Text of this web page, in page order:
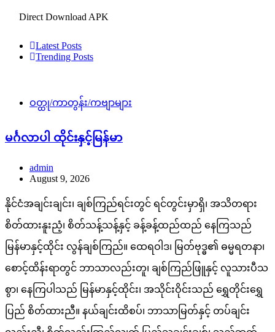
Direct Download APK
Latest Posts
Trending Posts
ဝတ္ထု/ကာတွန်း/ကဗျာများ
မင်္ဂလာပါ ထိုင်းနှင့်မြန်မာ
admin
August 9, 2026
နိုင်ငံအချင်းချင်း၊ ချစ်ကြည်ရင်းတွင် ရင်တွင်းမှာရှိ၊ အသိတရား
စိတ်ထားနူးညံ့၊ စိတ်သန့်သန့်နှင့် ခန့်ခန့်ထည်ထည် နေကြသည်
မြန်မာနှင့်ထိုင်း လွန်ချစ်ကြည်။ ထေရဝါဒ၊ မြတ်ဗုဒ္ဓ၏ ဓမ္မရတနာ၊
စောင့်ထိန်းရာတွင် ဘာသာလည်းတူ၊ ချစ်ကြည်ဖြူနှင့် လူသားပီသ
စွာ၊ နေကြပါသည် မြန်မာနှင့်ထိုင်း၊ အသိုင်းဝိုင်းသည် ရွှေတိုင်းရွှေ
ပြည် စိတ်ထားညီ။ နယ်ချင်းထိစပ်၊ ဘာသာမြတ်နှင့် တပ်ချင်း